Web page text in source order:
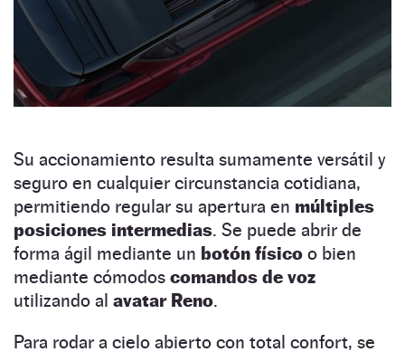
Su accionamiento resulta sumamente versátil y
seguro en cualquier circunstancia cotidiana,
permitiendo regular su apertura en múltiples
posiciones intermedias. Se puede abrir de
forma ágil mediante un botón físico o bien
mediante cómodos comandos de voz
utilizando al avatar Reno.
Para rodar a cielo abierto con total confort, se